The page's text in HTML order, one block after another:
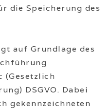
die Speicherung des
auf Grundlage des
(Gesetzlich
DSGVO. Dabei
gekennzeichneten